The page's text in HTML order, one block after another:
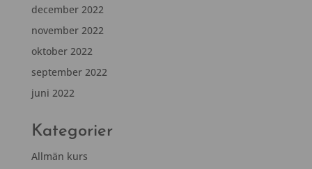
december 2022
november 2022
oktober 2022
september 2022
juni 2022
Kategorier
Allmän kurs